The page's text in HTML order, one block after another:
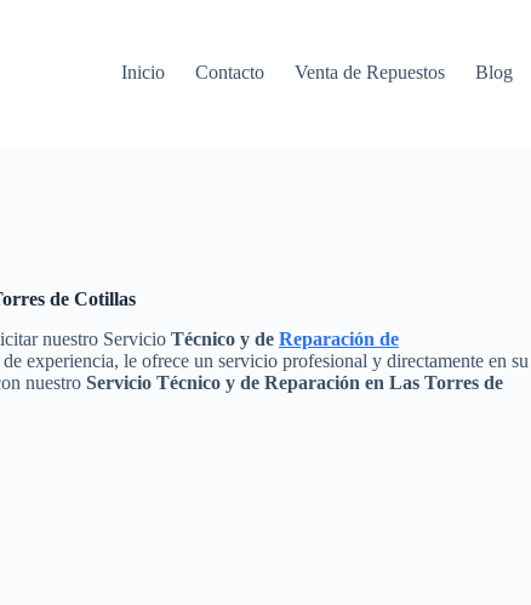
Inicio
Contacto Venta de Repuestos Blog
de Cotillas
nuestro Servicio Técnico y de Reparación de
experiencia, le ofrece un servicio profesional y directamente en su
nuestro Servicio Técnico y de Reparación en Las Torres de